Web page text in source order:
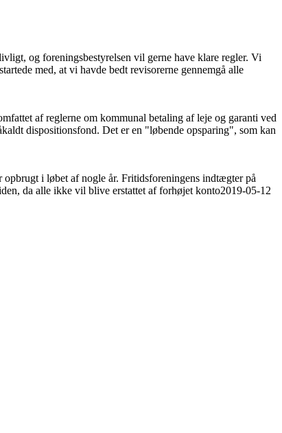
og foreningsbestyrelsen vil gerne have klare regler. Vi
med, at vi havde bedt revisorerne gennemgå alle
af reglerne om kommunal betaling af leje og garanti ved
dispositionsfond. Det er en "løbende opsparing", som kan
i løbet af nogle år. Fritidsforeningens indtægter på
da alle ikke vil blive erstattet af forhøjet konto2019-05-12